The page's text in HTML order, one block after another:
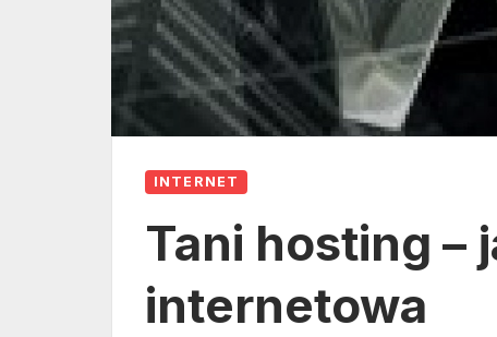
INTERNET
Tani hosting –
internetowa